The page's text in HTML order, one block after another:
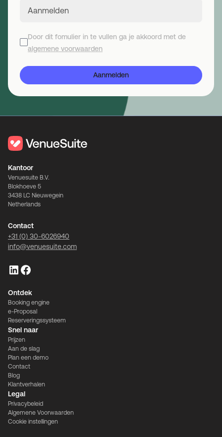
Door dit fomulier in te vullen ga je akkoord met de
algemene voorwaarden
Aanmelden
Kantoor
Venuesuite B.V.
Blokhoeve 5
3438 LC Nieuwegein
Netherlands
Contact
+31 (0) 30-6026940
info@venuesuite.com
Ontdek
Booking engine
e-Proposal
Reserveringssysteem
Snel naar
Prijzen
Aan de slag
Plan een demo
Contact
Blog
Klantverhalen
Legal
Privacybeleid
Algemene Voorwaarden
Cookie instellingen
Cookie Instellingen
We gebruiken cookies om u de best mogelijke ervaring te
bieden. Ze stellen ons ook in staat om het
gebruikersgedrag te analyseren om de website